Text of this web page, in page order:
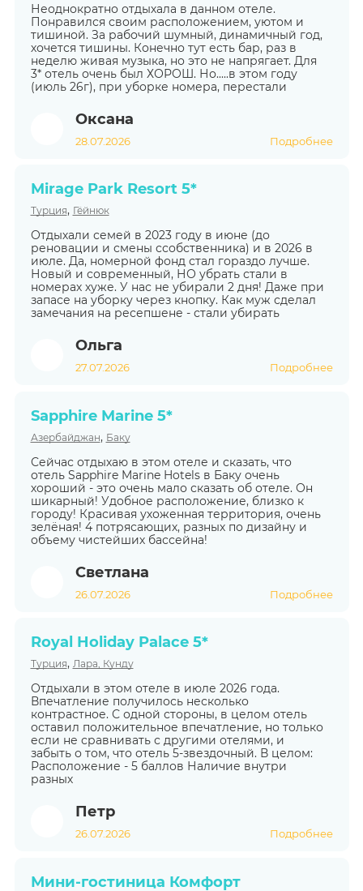
Неоднократно отдыхала в данном отеле.
Понравился своим расположением, уютом и
тишиной. За рабочий шумный, динамичный год,
хочется тишины. Конечно тут есть бар, раз в
неделю живая музыка, но это не напрягает. Для
3* отель очень был ХОРОШ. Но.....в этом году
(июль 26г), при уборке номера, перестали
Оксана
28.07.2026 Подробнее
Mirage Park Resort 5*
Турция, Гёйнюк
Отдыхали семей в 2023 году в июне (до
реновации и смены ссобственника) и в 2026 в
июле. Да, номерной фонд стал гораздо лучше.
Новый и современный, НО убрать стали в
номерах хуже. У нас не убирали 2 дня! Даже при
запасе на уборку через кнопку. Как муж сделал
замечания на ресепшене - стали убирать
Ольга
27.07.2026 Подробнее
Sapphire Marine 5*
Азербайджан, Баку
Сейчас отдыхаю в этом отеле и сказать, что
отель Sapphire Marine Hotels в Баку очень
хороший - это очень мало сказать об отеле. Он
шикарный! Удобное расположение, близко к
городу! Красивая ухоженная территория, очень
зелёная! 4 потрясающих, разных по дизайну и
объему чистейших бассейна!
Светлана
26.07.2026 Подробнее
Royal Holiday Palace 5*
Турция, Лара, Кунду
Отдыхали в этом отеле в июле 2026 года.
Впечатление получилось несколько
контрастное. С одной стороны, в целом отель
оставил положительное впечатление, но только
если не сравнивать с другими отелями, и
забыть о том, что отель 5-звездочный. В целом:
Расположение - 5 баллов Наличие внутри
разных
Петр
26.07.2026 Подробнее
Мини-гостиница Комфорт